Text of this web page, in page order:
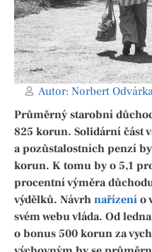
Autor: Norbert
Průměrný starobní
825 korun. Solidární část
a pozůstalostních penzí
korun. K tomu by o 5,1
procentní výměra
výdělků. Návrh nařízení o
svém webu vláda. Od
o bonus 500 korun za